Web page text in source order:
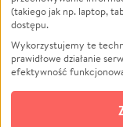
Ukraina
Pomoc
Projekty
Pogrzeb
Społeczność
(takiego jak np. laptop,
dostępu.
Wykorzystujemy te
prawidłowe działanie
efektywność
technologii do celów